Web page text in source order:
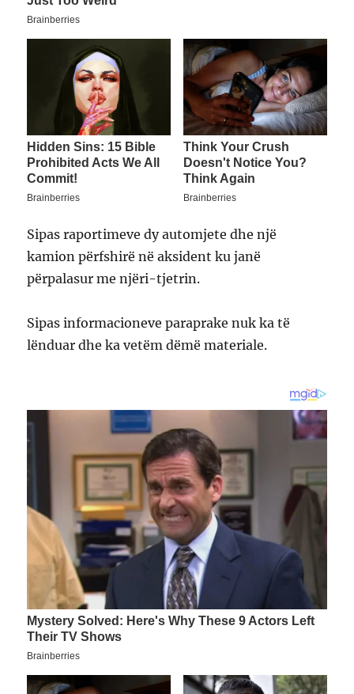
Sipas raportimeve dy automjete dhe një
kamion përfshirë në aksident ku janë
përpalasur me njëri-tjetrin.
Sipas informacioneve paraprake nuk ka të
lënduar dhe ka vetëm dëmë materiale.